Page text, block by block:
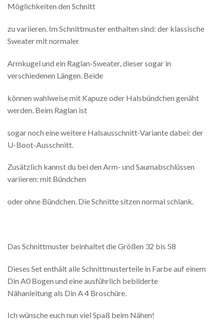
Möglichkeiten den Schnitt
zu variieren. Im Schnittmuster enthalten sind: der klassische
Sweater mit normaler
Armkugel und ein Raglan-Sweater, dieser sogar in
verschiedenen Längen. Beide
können wahlweise mit Kapuze oder Halsbündchen genäht
werden. Beim Raglan ist
sogar noch eine weitere Halsausschnitt-Variante dabei: der
U-Boot-Ausschnitt.
Zusätzlich kannst du bei den Arm- und Saumabschlüssen
variieren: mit Bündchen
oder ohne Bündchen. Die Schnitte sitzen normal schlank.
Das Schnittmuster beinhaltet die Größen 32 bis 58
Dieses Set enthält alle Schnittmusterteile in Farbe auf einem
Din A0 Bogen und eine ausführlich bebilderte
Nähanleitung als Din A 4 Broschüre.
Ich wünsche euch nun viel Spaß beim Nähen!